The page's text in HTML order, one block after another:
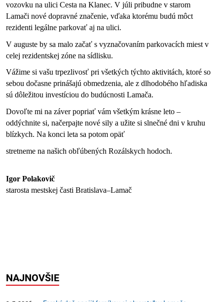
vozovku na ulici Cesta na Klanec. V júli pribudne v starom
Lamači nové dopravné značenie, vďaka ktorému budú môct
rezidenti legálne parkovať aj na ulici.
V auguste by sa malo začať s vyznačovaním parkovacích miest v
celej rezidentskej zóne na sídlisku.
Vážime si vašu trpezlivosť pri všetkých týchto aktivitách, ktoré so
sebou dočasne prinášajú obmedzenia, ale z dlhodobého hľadiska
sú dôležitou investíciou do budúcnosti Lamača.
Dovoľte mi na záver popriať vám všetkým krásne leto –
oddýchnite si, načerpajte nové sily a užite si slnečné dni v kruhu
blízkych. Na konci leta sa potom opäť
stretneme na našich obľúbených Rozálskych hodoch.
Igor Polakovič
starosta mestskej časti Bratislava–Lamač
NAJNOVŠIE